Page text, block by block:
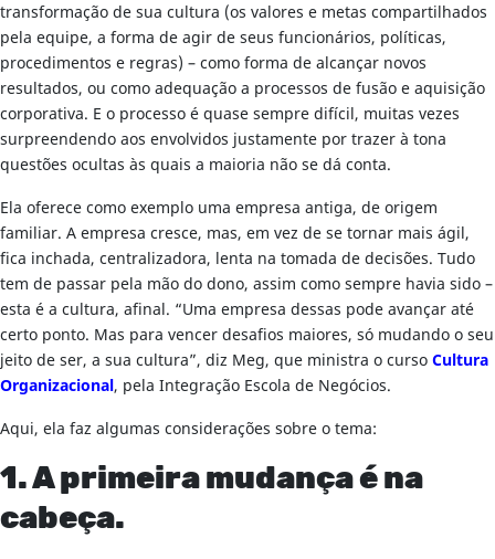
transformação de sua cultura (os valores e metas compartilhados
pela equipe, a forma de agir de seus funcionários, políticas,
procedimentos e regras) – como forma de alcançar novos
resultados, ou como adequação a processos de fusão e aquisição
corporativa. E o processo é quase sempre difícil, muitas vezes
surpreendendo aos envolvidos justamente por trazer à tona
questões ocultas às quais a maioria não se dá conta.
Ela oferece como exemplo uma empresa antiga, de origem
familiar. A empresa cresce, mas, em vez de se tornar mais ágil,
fica inchada, centralizadora, lenta na tomada de decisões. Tudo
tem de passar pela mão do dono, assim como sempre havia sido –
esta é a cultura, afinal. “Uma empresa dessas pode avançar até
certo ponto. Mas para vencer desafios maiores, só mudando o seu
jeito de ser, a sua cultura”, diz Meg, que ministra o cursoCultura
Organizacional, pela Integração Escola de Negócios.
Aqui, ela faz algumas considerações sobre o tema:
1. A primeira mudança é na
cabeça.